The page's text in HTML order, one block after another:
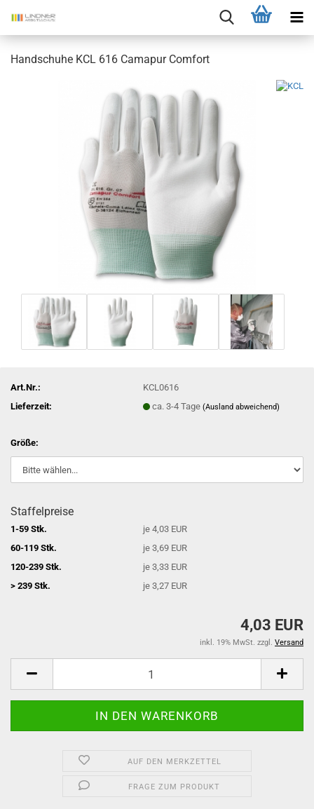
Handschuhe KCL 616 Camapur Comfort
Art.Nr.:
KCL0616
Lieferzeit:
ca. 3-4 Tage(Ausland abweichend)
Größe:
Staffelpreise
1-59 Stk.
je 4,03 EUR
60-119 Stk.
je 3,69 EUR
120-239 Stk.
je 3,33 EUR
> 239 Stk.
je 3,27 EUR
4,03 EUR
inkl. 19% MwSt. zzgl. Versand
AUF DEN MERKZETTEL
FRAGE ZUM PRODUKT